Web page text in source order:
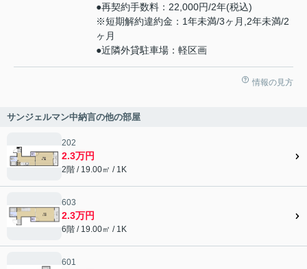
●再契約手数料：22,000円/2年(税込)
※短期解約違約金：1年未満/3ヶ月,2年未満/2
ヶ月
●近隣外貸駐車場：軽区画
情報の見方
サンジェルマン中納言の他の部屋
202
2.3万円
2階 / 19.00㎡ / 1K
603
2.3万円
6階 / 19.00㎡ / 1K
601